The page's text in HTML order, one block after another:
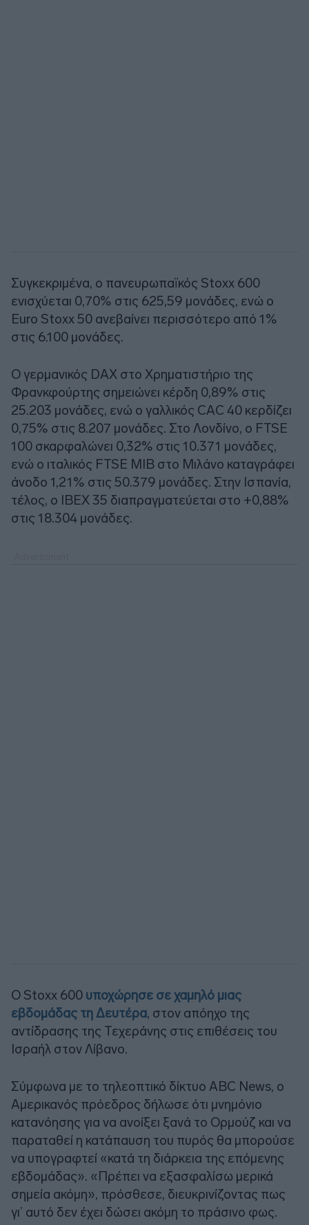
Συγκεκριμένα, ο πανευρωπαϊκός Stoxx 600
ενισχύεται 0,70% στις 625,59 μονάδες, ενώ ο
Euro Stoxx 50 ανεβαίνει περισσότερο από 1%
στις 6.100 μονάδες.
Ο γερμανικός DAX στο Χρηματιστήριο της
Φρανκφούρτης σημειώνει κέρδη 0,89% στις
25.203 μονάδες, ενώ ο γαλλικός CAC 40 κερδίζει
0,75% στις 8.207 μονάδες. Στο Λονδίνο, ο FTSE
100 σκαρφαλώνει 0,32% στις 10.371 μονάδες,
ενώ ο ιταλικός FTSE MIB στο Μιλάνο καταγράφει
άνοδο 1,21% στις 50.379 μονάδες. Στην Ισπανία,
τέλος, ο IBEX 35 διαπραγματεύεται στο +0,88%
στις 18.304 μονάδες.
Ο Stoxx 600 υποχώρησε σε χαμηλό μιας
εβδομάδας τη Δευτέρα, στον απόηχο της
αντίδρασης της Τεχεράνης στις επιθέσεις του
Ισραήλ στον Λίβανο.
Σύμφωνα με το τηλεοπτικό δίκτυο ABC News, ο
Αμερικανός πρόεδρος δήλωσε ότι μνημόνιο
κατανόησης για να ανοίξει ξανά το Ορμούζ και να
παραταθεί η κατάπαυση του πυρός θα μπορούσε
να υπογραφτεί «κατά τη διάρκεια της επόμενης
εβδομάδας». «Πρέπει να εξασφαλίσω μερικά
σημεία ακόμη», πρόσθεσε, διευκρινίζοντας πως
γι’ αυτό δεν έχει δώσει ακόμη το πράσινο φως.